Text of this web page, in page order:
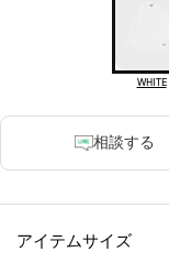
WHITE
相談する
アイテムサイズ